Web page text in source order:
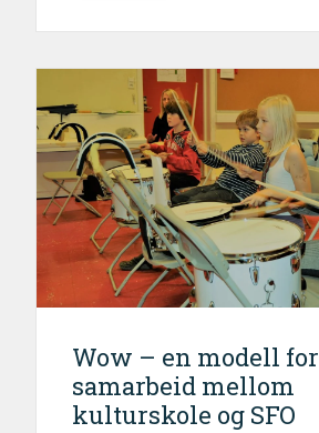
Wow – en modell for
samarbeid mellom
kulturskole og SFO